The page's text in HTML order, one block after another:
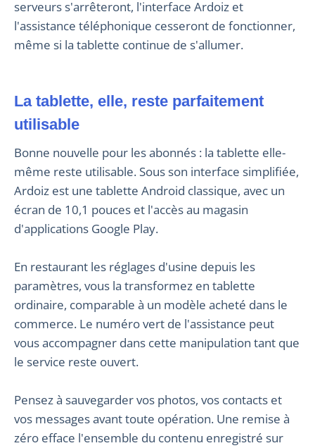
serveurs s'arrêteront, l'interface Ardoiz et
l'assistance téléphonique cesseront de fonctionner,
même si la tablette continue de s'allumer.
La tablette, elle, reste parfaitement
utilisable
Bonne nouvelle pour les abonnés : la tablette elle-
même reste utilisable. Sous son interface simplifiée,
Ardoiz est une tablette Android classique, avec un
écran de 10,1 pouces et l'accès au magasin
d'applications Google Play.
En restaurant les réglages d'usine depuis les
paramètres, vous la transformez en tablette
ordinaire, comparable à un modèle acheté dans le
commerce. Le numéro vert de l'assistance peut
vous accompagner dans cette manipulation tant que
le service reste ouvert.
Pensez à sauvegarder vos photos, vos contacts et
vos messages avant toute opération. Une remise à
zéro efface l'ensemble du contenu enregistré sur